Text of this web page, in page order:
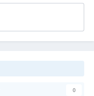
0